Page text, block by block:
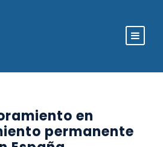
en
permanente